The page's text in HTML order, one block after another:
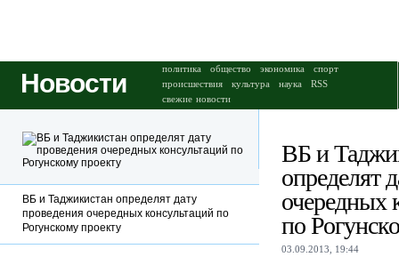
Новости политика общество экономика
спорт
происшествия
культура наука
RSS
свежие новости
ВБ и
определят
очередных
по
03.09.2013, 19:44
ВБ и Таджикистан определят дату
проведения очередных консультаций по
Рогунскому проекту